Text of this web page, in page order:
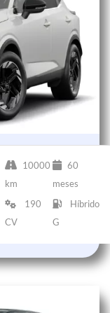
10000
km
60
meses
190
CV
Híbrido
G